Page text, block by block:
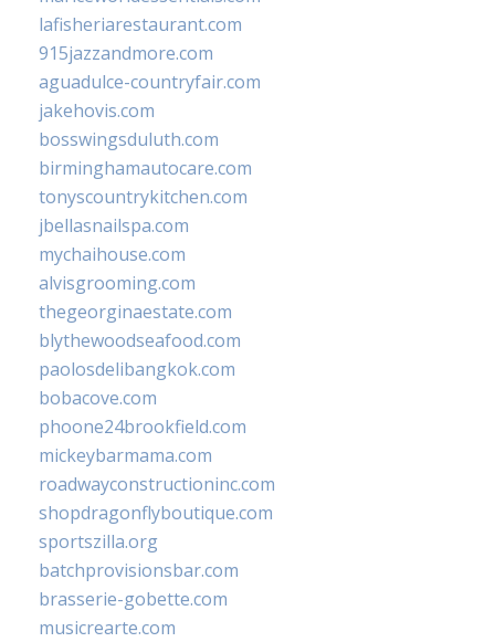
lafisheriarestaurant.com
915jazzandmore.com
aguadulce-countryfair.com
jakehovis.com
bosswingsduluth.com
birminghamautocare.com
tonyscountrykitchen.com
jbellasnailspa.com
mychaihouse.com
alvisgrooming.com
thegeorginaestate.com
blythewoodseafood.com
paolosdelibangkok.com
bobacove.com
phoone24brookfield.com
mickeybarmama.com
roadwayconstructioninc.com
shopdragonflyboutique.com
sportszilla.org
batchprovisionsbar.com
brasserie-gobette.com
musicrearte.com